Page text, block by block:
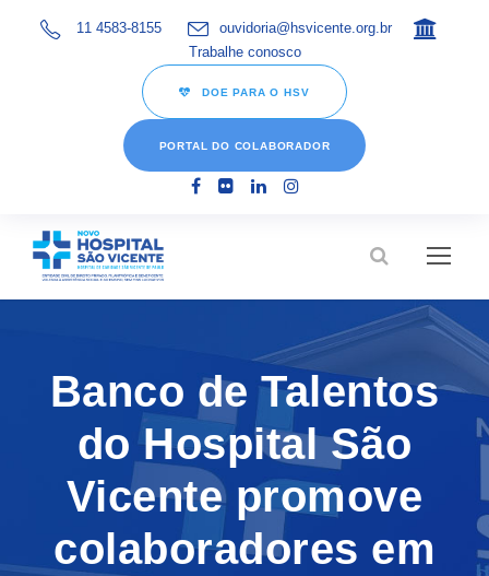
11 4583-8155
ouvidoria@hsvicente.org.br
Trabalhe conosco
DOE PARA O HSV
PORTAL DO COLABORADOR
Banco de Talentos
do Hospital São
Vicente promove
colaboradores em